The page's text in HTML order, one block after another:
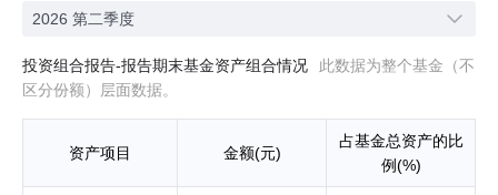
净值的90%，且不低于非现金基金资产的80%，因法律法规的
的，在履行适当程序后，以变更后的比例为准，本基金的投资
范围会做相应调整。
2026 第二季度
投资组合报告-报告期末基金资产组合情况
此数据为整个基金（不
区分份额）层面数据。
资产项目 金额(元)
占基金总资产的比
例(%)